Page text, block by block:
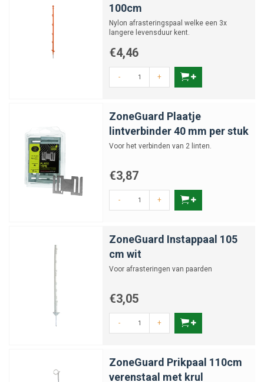
100cm
Nylon afrasteringspaal welke een 3x
langere levensduur kent.
€4,46
- +
ZoneGuard Plaatje
lintverbinder 40 mm per stuk
Voor het verbinden van 2 linten.
€3,87
- +
ZoneGuard Instappaal 105
cm wit
Voor afrasteringen van paarden
€3,05
- +
ZoneGuard Prikpaal 110cm
verenstaal met krul